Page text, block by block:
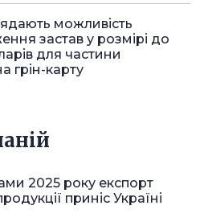
можливість
застав у розмірі до
для частини
грін-карту
2025 року експорт
приніс Україні